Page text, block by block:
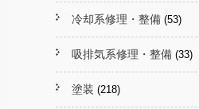
冷却系修理・整備 (53)
吸排気系修理・整備 (33)
塗装 (218)